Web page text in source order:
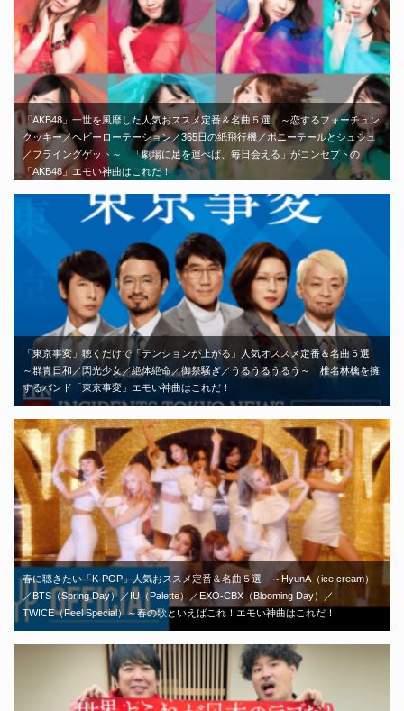
「AKB48」一世を風靡した人気おススメ定番＆名曲５選 ～恋するフォーチュン
クッキー／ヘビーローテーション／365日の紙飛行機／ポニーテールとシュシュ
／フライングゲット～ 「劇場に足を運べば、毎日会える」がコンセプトの
「AKB48」エモい神曲はこれだ！
「東京事変」聴くだけで「テンションが上がる」人気オススメ定番＆名曲５選
～群青日和／閃光少女／絶体絶命／御祭騒ぎ／うるうるうるう～ 椎名林檎を擁
するバンド「東京事変」エモい神曲はこれだ！
春に聴きたい「K-POP」人気おススメ定番＆名曲５選 ～HyunA（ice cream）
／BTS（Spring Day）／IU（Palette）／EXO-CBX（Blooming Day）／
TWICE（Feel Special）～春の歌といえばこれ！エモい神曲はこれだ！